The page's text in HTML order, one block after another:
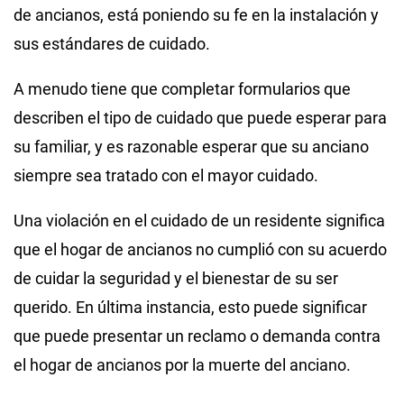
de ancianos, está poniendo su fe en la instalación y
sus estándares de cuidado.
A menudo tiene que completar formularios que
describen el tipo de cuidado que puede esperar para
su familiar, y es razonable esperar que su anciano
siempre sea tratado con el mayor cuidado.
Una violación en el cuidado de un residente significa
que el hogar de ancianos no cumplió con su acuerdo
de cuidar la seguridad y el bienestar de su ser
querido. En última instancia, esto puede significar
que puede presentar un reclamo o demanda contra
el hogar de ancianos por la muerte del anciano.